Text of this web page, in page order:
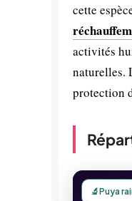
cette
activités
naturelles.
protection